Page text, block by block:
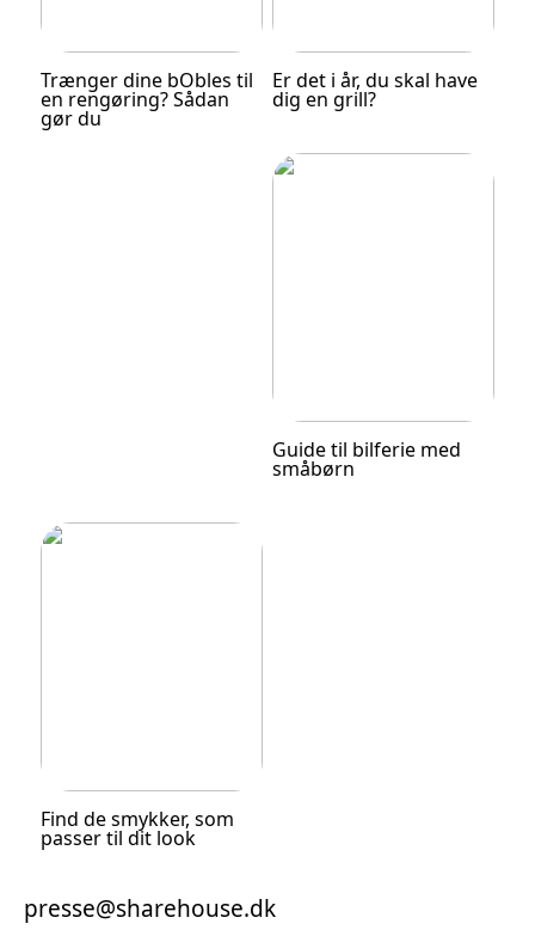
Trænger dine bObles til
en rengøring? Sådan
gør du
Er det i år, du skal have
dig en grill?
Guide til bilferie med
småbørn
Find de smykker, som
passer til dit look
presse@sharehouse.dk